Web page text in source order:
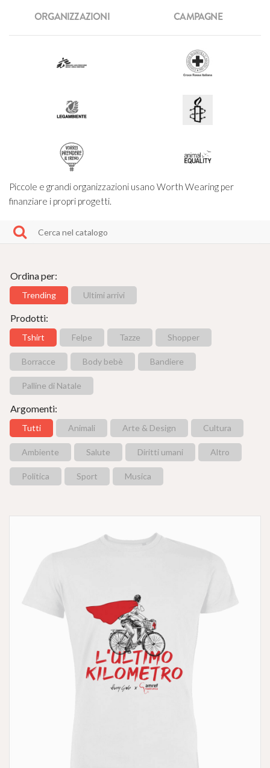
ORGANIZZAZIONI CAMPAGNE
Piccole e grandi organizzazioni usano Worth Wearing per
finanziare i propri progetti.
Ordina per:
Trending Ultimi arrivi
Prodotti:
Tshirt Felpe Tazze Shopper
Borracce Body bebè Bandiere
Palline di Natale
Argomenti:
Tutti Animali Arte & Design Cultura
Ambiente Salute Diritti umani Altro
Politica Sport Musica